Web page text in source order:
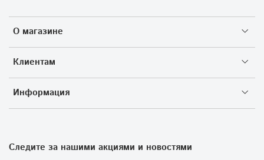
О магазине
Клиентам
Информация
Следите за нашими акциями и новостями